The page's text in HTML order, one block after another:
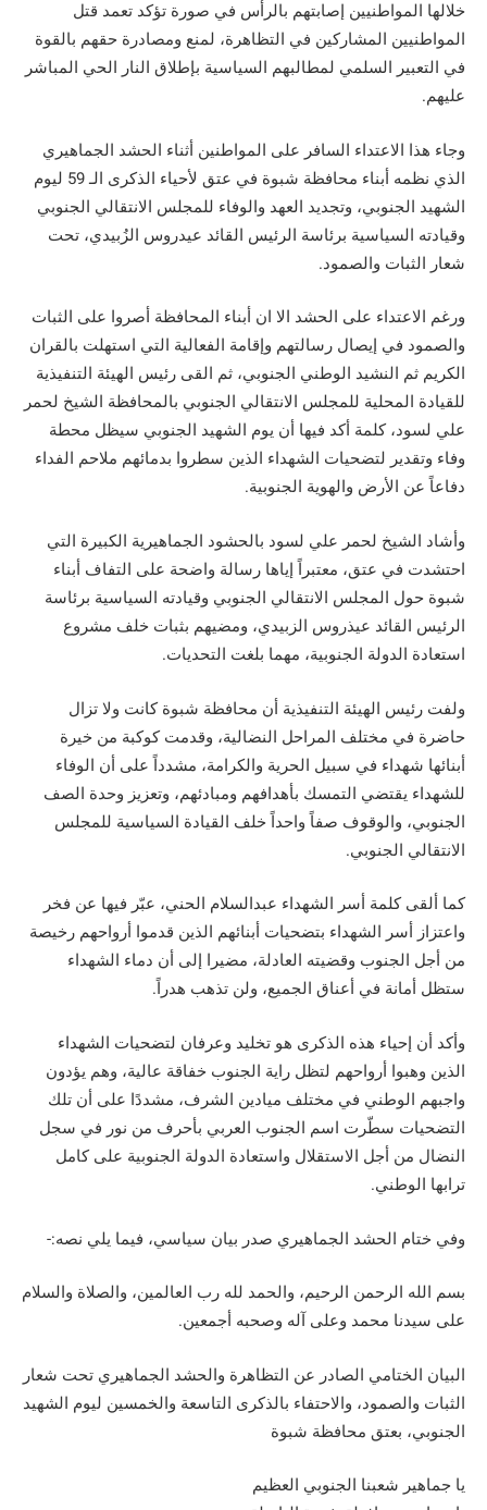
خلالها المواطنيين إصابتهم بالرأس في صورة تؤكد تعمد قتل
المواطنيين المشاركين في التظاهرة، لمنع ومصادرة حقهم بالقوة
في التعبير السلمي لمطالبهم السياسية بإطلاق النار الحي المباشر
عليهم.
وجاء هذا الاعتداء السافر على المواطنين أثناء الحشد الجماهيري
الذي نظمه أبناء محافظة شبوة في عتق لأحياء الذكرى الـ 59 ليوم
الشهيد الجنوبي، وتجديد العهد والوفاء للمجلس الانتقالي الجنوبي
وقيادته السياسية برئاسة الرئيس القائد عيدروس الزُبيدي، تحت
شعار الثبات والصمود.
ورغم الاعتداء على الحشد الا ان أبناء المحافظة أصروا على الثبات
والصمود في إيصال رسالتهم وإقامة الفعالية التي استهلت بالقران
الكريم ثم النشيد الوطني الجنوبي، ثم القى رئيس الهيئة التنفيذية
للقيادة المحلية للمجلس الانتقالي الجنوبي بالمحافظة الشيخ لحمر
علي لسود، كلمة أكد فيها أن يوم الشهيد الجنوبي سيظل محطة
وفاء وتقدير لتضحيات الشهداء الذين سطروا بدمائهم ملاحم الفداء
دفاعاً عن الأرض والهوية الجنوبية.
وأشاد الشيخ لحمر علي لسود بالحشود الجماهيرية الكبيرة التي
احتشدت في عتق، معتبراً إياها رسالة واضحة على التفاف أبناء
شبوة حول المجلس الانتقالي الجنوبي وقيادته السياسية برئاسة
الرئيس القائد عيذروس الزبيدي، ومضيهم بثبات خلف مشروع
استعادة الدولة الجنوبية، مهما بلغت التحديات.
ولفت رئيس الهيئة التنفيذية أن محافظة شبوة كانت ولا تزال
حاضرة في مختلف المراحل النضالية، وقدمت كوكبة من خيرة
أبنائها شهداء في سبيل الحرية والكرامة، مشدداً على أن الوفاء
للشهداء يقتضي التمسك بأهدافهم ومبادئهم، وتعزيز وحدة الصف
الجنوبي، والوقوف صفاً واحداً خلف القيادة السياسية للمجلس
الانتقالي الجنوبي.
كما ألقى كلمة أسر الشهداء عبدالسلام الحني، عبّر فيها عن فخر
واعتزاز أسر الشهداء بتضحيات أبنائهم الذين قدموا أرواحهم رخيصة
من أجل الجنوب وقضيته العادلة، مضيرا إلى أن دماء الشهداء
ستظل أمانة في أعناق الجميع، ولن تذهب هدراً.
وأكد أن إحياء هذه الذكرى هو تخليد وعرفان لتضحيات الشهداء
الذين وهبوا أرواحهم لتظل راية الجنوب خفاقة عالية، وهم يؤدون
واجبهم الوطني في مختلف ميادين الشرف، مشددًا على أن تلك
التضحيات سطّرت اسم الجنوب العربي بأحرف من نور في سجل
النضال من أجل الاستقلال واستعادة الدولة الجنوبية على كامل
ترابها الوطني.
وفي ختام الحشد الجماهيري صدر بيان سياسي، فيما يلي نصه:-
بسم الله الرحمن الرحيم، والحمد لله رب العالمين، والصلاة والسلام
على سيدنا محمد وعلى آله وصحبه أجمعين.
البيان الختامي الصادر عن التظاهرة والحشد الجماهيري تحت شعار
الثبات والصمود، والاحتفاء بالذكرى التاسعة والخمسين ليوم الشهيد
الجنوبي، بعتق محافظة شبوة
يا جماهير شعبنا الجنوبي العظيم